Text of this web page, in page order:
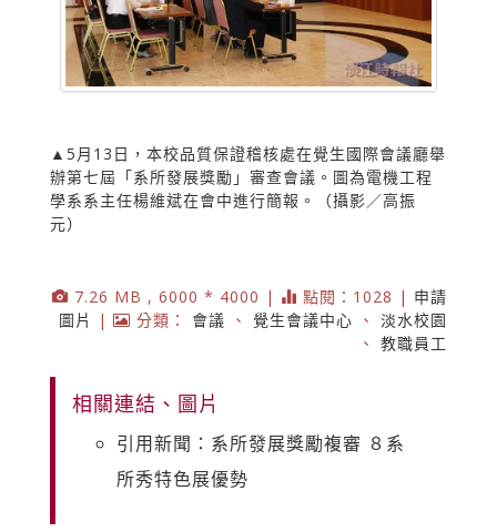
▲5月13日，本校品質保證稽核處在覺生國際會議廳舉
辦第七屆「系所發展獎勵」審查會議。圖為電機工程
學系系主任楊維斌在會中進行簡報。（攝影／高振
元）
7.26 MB , 6000 * 4000 | 點閱：1028 | 申請
圖片
| 分類： 會議 、 覺生會議中心 、 淡水校園
、 教職員工
相關連結、圖片
引用新聞：系所發展獎勵複審 ８系
所秀特色展優勢